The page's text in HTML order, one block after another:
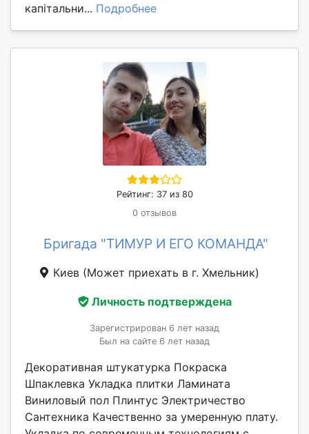
капітальни... Подробнее
Рейтинг: 37 из 80
0 отзывов
Бригада "ТИМУР И ЕГО КОМАНДА"
Киев (Может приехать в г. Хмельник)
Личность подтверждена
Зарегистрирован 6 лет назад
Был на сайте 6 лет назад
Декоративная штукатурка Покраска
Шпаклевка Укладка плитки Ламината
Виниловый пол Плинтус Электричество
Сантехника Качественно за умеренную плату.